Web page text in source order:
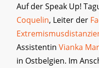
Auf der Speak Up!
Coquelin, Leiter der
Assistentin Vianka
in Ostbelgien. Im